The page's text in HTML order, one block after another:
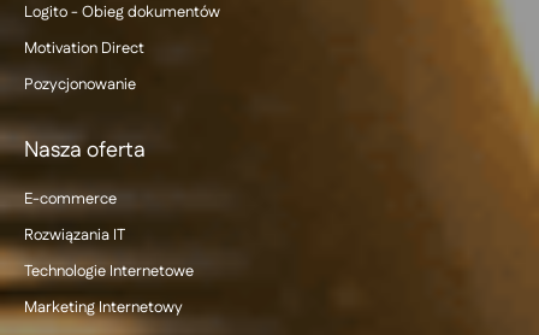
Logito - Obieg dokumentów
Motivation Direct
Pozycjonowanie
Nasza oferta
E-commerce
Rozwiązania IT
Technologie Internetowe
Marketing Internetowy